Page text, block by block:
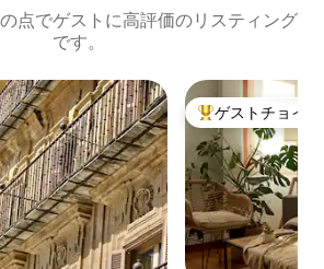
点でゲストに高評価のリスティング
です。
大好評のゲスト
ゲストチョイス